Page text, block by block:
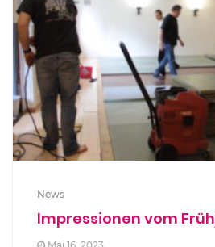
News
Impressionen vom